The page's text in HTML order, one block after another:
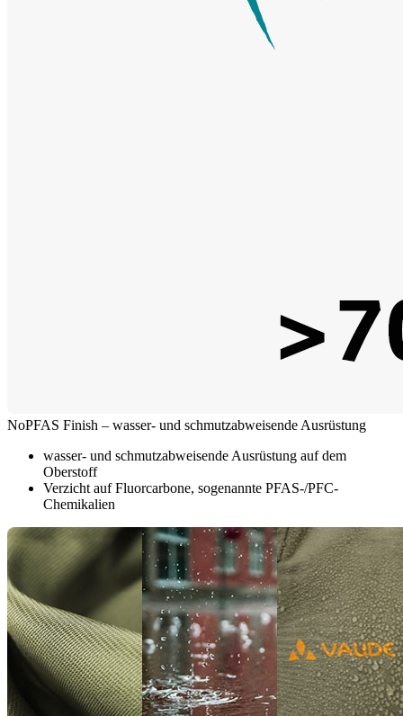
NoPFAS Finish – wasser- und schmutzabweisende Ausrüstung
wasser- und schmutzabweisende Ausrüstung auf dem
Oberstoff
Verzicht auf Fluorcarbone, sogenannte PFAS-/PFC-
Chemikalien